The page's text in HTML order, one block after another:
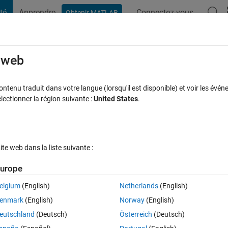
Apprendre Obtenir MATLAB Connectez-vous
unique values of a vector and 10% to
a vector that do not repeat themselves, and to elements that repeat
traduit dans votre langue (lorsqu'il est disponible) et voir les
la région suivante :United States.
web dans la liste suivante :
(English)
(English)
(Deutsch)
Netherlands(English)
Norway(English)
Österreich (Deutsch)